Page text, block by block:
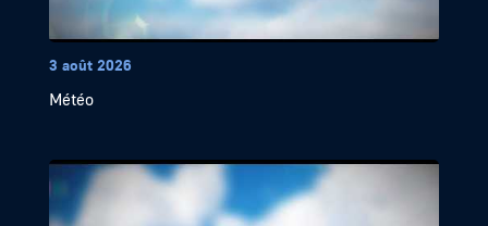
3 août 2026
Météo